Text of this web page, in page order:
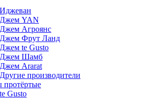
Иджеван
Джем YAN
Джем Агроянс
Джем Фрут Ланд
Джем te Gusto
Джем Шамб
Джем Ararat
Другие производители
протёртые
te Gusto